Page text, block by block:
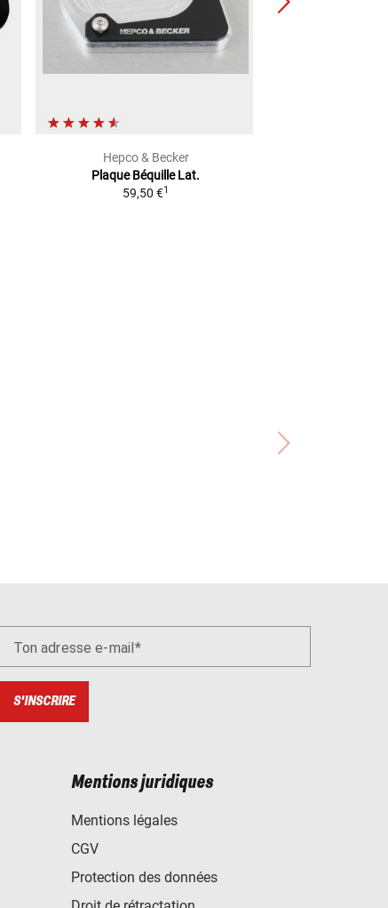
Hepco & Becker
Plaque Béquille Lat.
59,50 €1
Ton adresse e-mail
S'INSCRIRE
Mentions juridiques
Mentions légales
CGV
Protection des données